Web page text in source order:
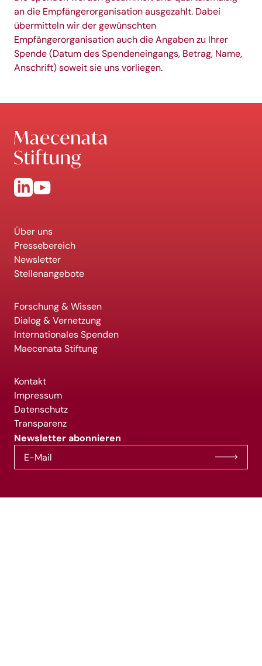
an die Empfängerorganisation ausgezahlt. Dabei
übermitteln wir der gewünschten
Empfängerorganisation auch die Angaben zu Ihrer
Spende (Datum des Spendeneingangs, Betrag, Name,
Anschrift) soweit sie uns vorliegen.
Über uns
Pressebereich
Newsletter
Stellenangebote
Forschung & Wissen
Dialog & Vernetzung
Internationales Spenden
Maecenata Stiftung
Kontakt
Impressum
Datenschutz
Transparenz
Newsletter abonnieren